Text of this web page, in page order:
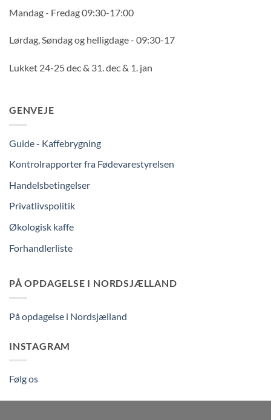
Mandag - Fredag 09:30-17:00
Lørdag, Søndag og helligdage - 09:30-17
Lukket 24-25 dec & 31. dec & 1. jan
GENVEJE
Guide - Kaffebrygning
Kontrolrapporter fra Fødevarestyrelsen
Handelsbetingelser
Privatlivspolitik
Økologisk kaffe
Forhandlerliste
PÅ OPDAGELSE I NORDSJÆLLAND
På opdagelse i Nordsjælland
INSTAGRAM
Følg os